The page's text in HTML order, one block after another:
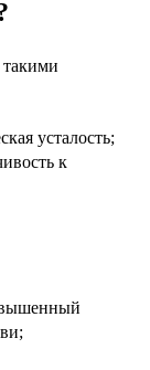
такими
усталость;
к